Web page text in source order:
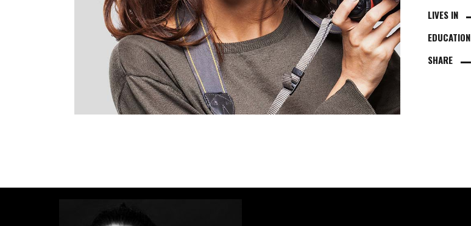
LIVES IN
EDUCATION
SHARE